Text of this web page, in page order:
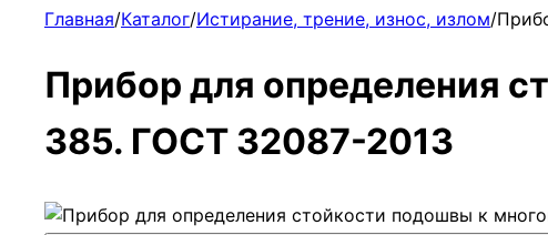
Главная/Каталог/Истирание, трение, износ, излом/
Прибор для определения
385. ГОСТ 32087-2013